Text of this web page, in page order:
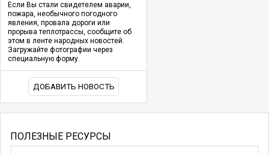
Если Вы стали свидетелем аварии,
пожара, необычного погодного
явления, провала дороги или
прорыва теплотрассы, сообщите об
этом в ленте народных новостей.
Загружайте фотографии через
специальную форму.
ДОБАВИТЬ НОВОСТЬ
ПОЛЕЗНЫЕ РЕСУРСЫ